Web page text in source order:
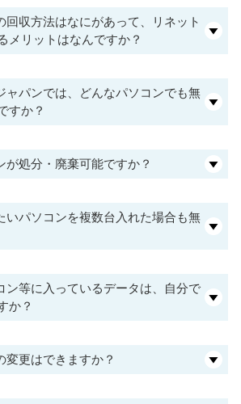
回収方法はなにがあって、リネット
メリットはなんですか？
ャパンでは、どんなパソコンでも無
すか？
が処分・廃棄可能ですか？
いパソコンを複数台入れた場合も無
ン等に入っているデータは、自分で
か？
変更はできますか？